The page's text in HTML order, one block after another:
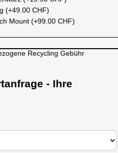
(+49.00 CHF)
Mount (+99.00 CHF)
Recycling Gebühr
- Ihre